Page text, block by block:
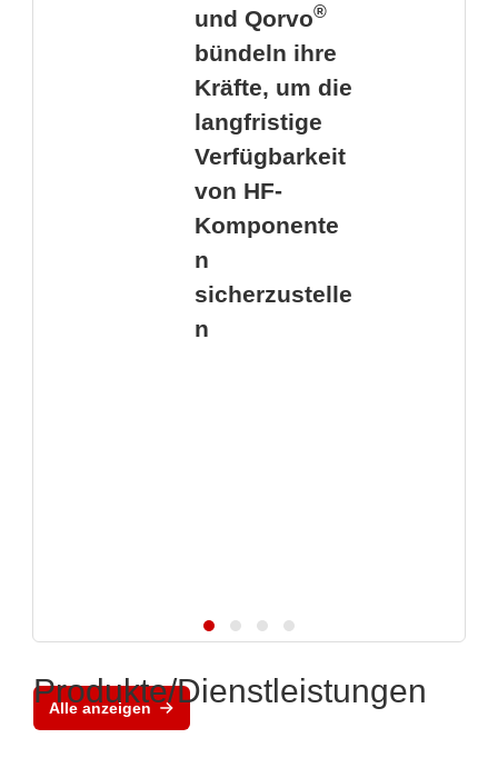
und Qorvo®
bündeln ihre
Kräfte, um die
langfristige
Verfügbarkeit
von HF-
Komponente
n
sicherzustelle
n
Alle anzeigen
Produkte/Dienstleistungen